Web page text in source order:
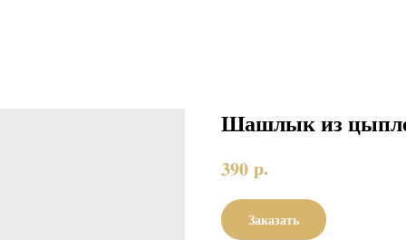
Шашлык из
390 р.
Заказать